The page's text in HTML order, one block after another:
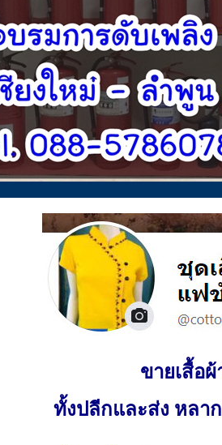
ขายเสื้อผ้
ทั้งปลีกและส่ง หลา